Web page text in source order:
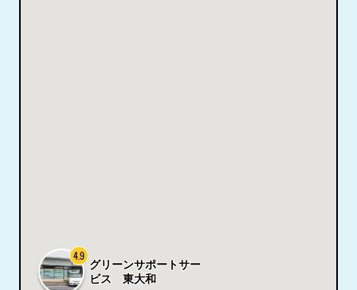
グリーンサポートサー
ビス 東大和
4.9